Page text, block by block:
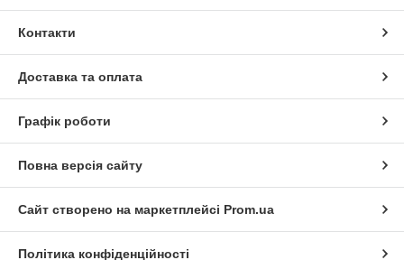
Контакти
Доставка та оплата
Графік роботи
Повна версія сайту
Сайт створено на маркетплейсі Prom.ua
Політика конфіденційності